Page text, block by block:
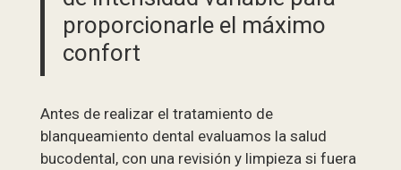
proporcionarle el máximo
confort
Antes de realizar el tratamiento de
blanqueamiento dental evaluamos la salud
bucodental, con una revisión y limpieza si fuera